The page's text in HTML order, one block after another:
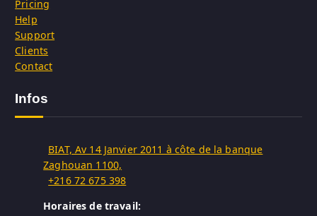
Pricing
Help
Support
Clients
Contact
Infos
BIAT, Av 14 Janvier 2011 à côte de la banque
Zaghouan 1100,
+216 72 675 398
Horaires de travail: